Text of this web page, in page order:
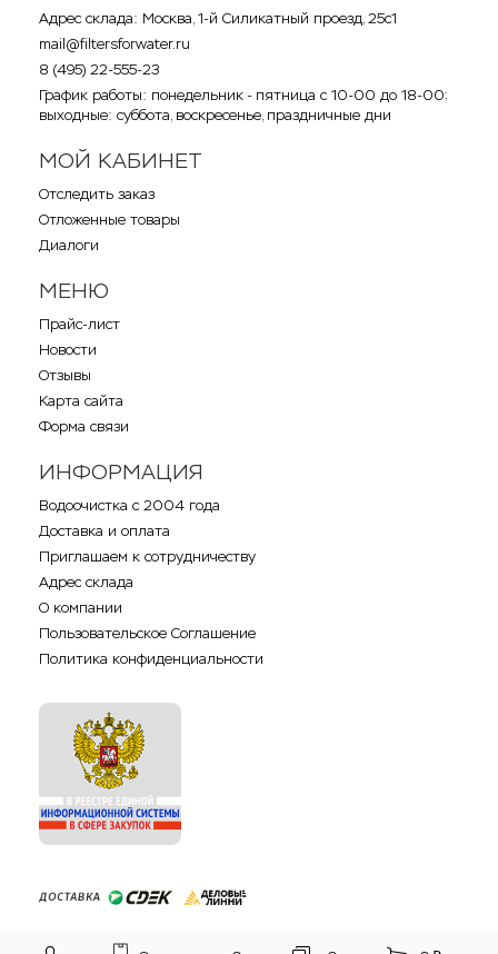
Адрес склада: Москва, 1-й Силикатный проезд, 25с1
mail@filtersforwater.ru
8 (495) 22-555-23
График работы: понедельник - пятница с 10-00 до 18-00;
выходные: суббота, воскресенье, праздничные дни
МОЙ КАБИНЕТ
Отследить заказ
Отложенные товары
Диалоги
МЕНЮ
Прайс-лист
Новости
Отзывы
Карта сайта
Форма связи
ИНФОРМАЦИЯ
Водоочистка с 2004 года
Доставка и оплата
Приглашаем к сотрудничеству
Адрес склада
О компании
Пользовательское Соглашение
Политика конфиденциальности